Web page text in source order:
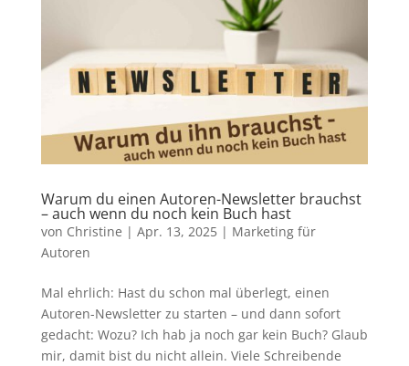
Warum du einen Autoren-Newsletter brauchst
– auch wenn du noch kein Buch hast
von Christine | Apr. 13, 2025| Marketing für
Autoren
Mal ehrlich: Hast du schon mal überlegt, einen
Autoren-Newsletter zu starten – und dann sofort
gedacht: Wozu? Ich hab ja noch gar kein Buch? Glaub
mir, damit bist du nicht allein. Viele Schreibende